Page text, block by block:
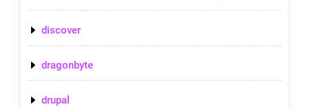
discover
dragonbyte
drupal